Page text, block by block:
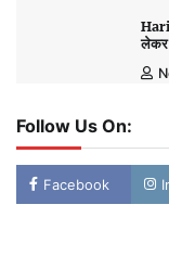
लेकर
Follow Us On:
Facebook